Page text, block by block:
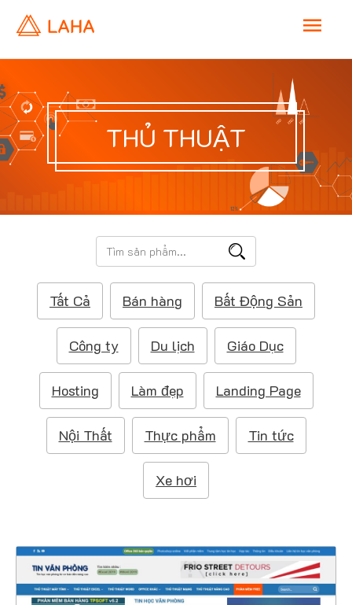
M
a
i
n
n
u
THỦ THUẬT
T
ì
m
i
ế
m
Tất Cả Bán hàng Bất Động Sản
Công ty Du lịch Giáo Dục
Hosting Làm đẹp Landing Page
Nội Thất Thực phẩm Tin tức
Xe hơi